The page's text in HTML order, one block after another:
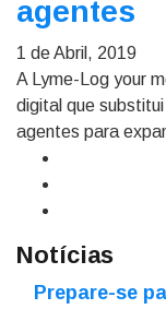
agentes
1 de Abril, 2019
A Lyme-Log your
digital que
agentes para
Notícias
Prepare-se